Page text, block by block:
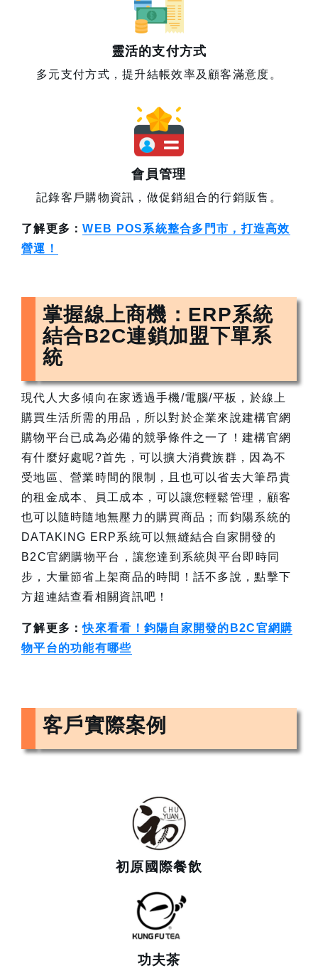
靈活的支付方式
多元支付方式，提升結帳效率及顧客滿意度。
會員管理
記錄客戶購物資訊，做促銷組合的行銷販售。
了解更多：WEB POS系統整合多門市，打造高效
營運！
掌握線上商機：ERP系統
結合B2C連鎖加盟下單系
統
現代人大多傾向在家透過手機/電腦/平板，於線上
購買生活所需的用品，所以對於企業來說建構官網
購物平台已成為必備的競爭條件之一了！建構官網
有什麼好處呢?首先，可以擴大消費族群，因為不
受地區、營業時間的限制，且也可以省去大筆昂貴
的租金成本、員工成本，可以讓您輕鬆管理，顧客
也可以隨時隨地無壓力的購買商品；而鈞陽系統的
DATAKING ERP系統可以無縫結合自家開發的
B2C官網購物平台，讓您達到系統與平台即時同
步，大量節省上架商品的時間！話不多說，點擊下
方超連結查看相關資訊吧！
了解更多：快來看看！鈞陽自家開發的B2C官網購
物平台的功能有哪些
客戶實際案例
初原國際餐飲
功夫茶